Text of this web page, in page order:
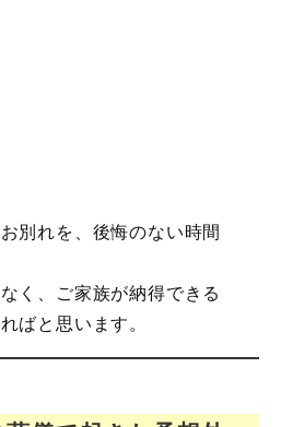
別れを、後悔のない時間
く、ご家族が納得できる
ばと思います。